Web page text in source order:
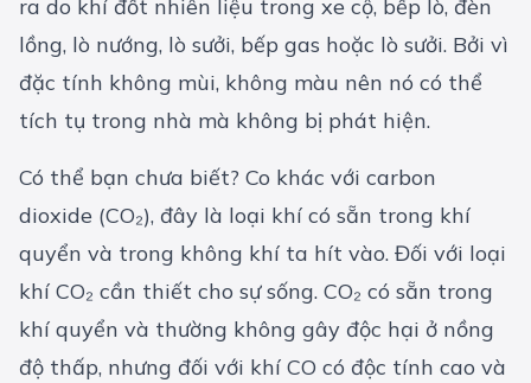
ra do khí đốt nhiên liệu trong xe cộ, bếp lò, đèn
lồng, lò nướng, lò sưởi, bếp gas hoặc lò sưởi. Bởi vì
đặc tính không mùi, không màu nên nó có thể
tích tụ trong nhà mà không bị phát hiện.
Có thể bạn chưa biết? Co khác với carbon
dioxide (CO₂), đây là loại khí có sẵn trong khí
quyển và trong không khí ta hít vào. Đối với loại
khí CO₂ cần thiết cho sự sống. CO₂ có sẵn trong
khí quyển và thường không gây độc hại ở nồng
độ thấp, nhưng đối với khí CO có độc tính cao và